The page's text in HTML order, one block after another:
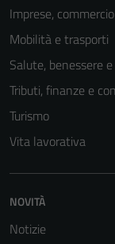
Imprese,
Mobilità e trasporti
Salute, benessere
Tributi, finanze e
Turismo
Vita lavorativa
NOVITÀ
Notizie